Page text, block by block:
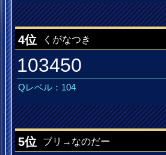
4位 くがなつき
103450
Qレベル：104
5位 キュア
ブリ→なのだー